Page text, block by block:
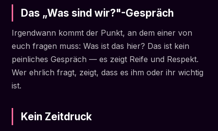
Das „Was sind wir?"-Gespräch
Irgendwann kommt der Punkt, an dem einer von
euch fragen muss: Was ist das hier? Das ist kein
peinliches Gespräch — es zeigt Reife und Respekt.
Wer ehrlich fragt, zeigt, dass es ihm oder ihr wichtig
ist.
Kein Zeitdruck